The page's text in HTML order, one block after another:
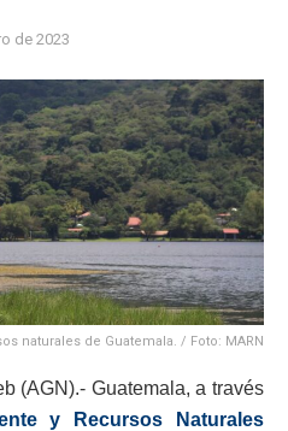
de 2023
naturales de Guatemala. / Foto: MARN
(AGN).- Guatemala, a través
y Recursos Naturales